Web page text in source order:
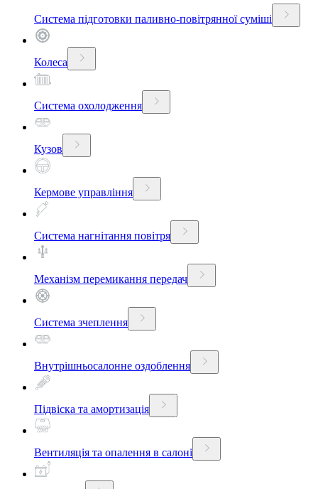
Система підготовки паливно-повітрянної суміші
Колеса
Система охолодження
Кузов
Кермове управління
Система нагнітання повітря
Механізм перемикання передач
Система зчеплення
Внутрішньосалонне оздоблення
Підвіска та амортизація
Вентиляція та опалення в салоні